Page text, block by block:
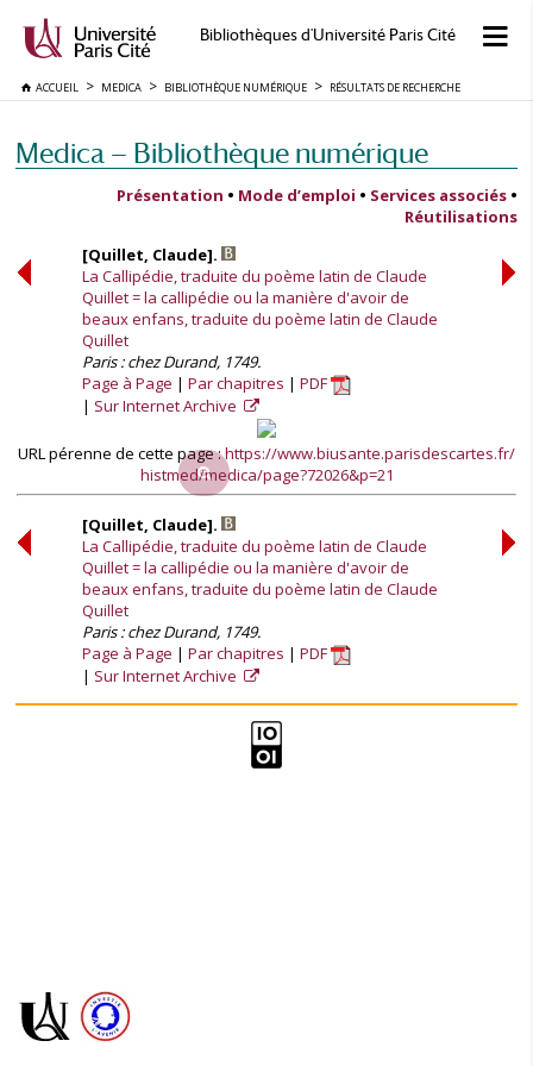
Bibliothèques d'Université Paris Cité
ACCUEIL MEDICA BIBLIOTHÈQUE NUMÉRIQUE RÉSULTATS DE RECHERCHE
Medica — Bibliothèque numérique
Présentation • Mode d’emploi • Services associés •
Réutilisations
[Quillet, Claude].
La Callipédie, traduite du poème latin de Claude
Quillet = la callipédie ou la manière d'avoir de
beaux enfans, traduite du poème latin de Claude
Quillet
Paris : chez Durand, 1749.
Page à Page
Par chapitres
PDF
Sur Internet Archive
URL pérenne de cette page :https://www.biusante.parisdescartes.fr/
histmed/medica/page?72026&p=21
[Quillet, Claude].
La Callipédie, traduite du poème latin de Claude
Quillet = la callipédie ou la manière d'avoir de
beaux enfans, traduite du poème latin de Claude
Quillet
Paris : chez Durand, 1749.
Page à Page
Par chapitres
PDF
Sur Internet Archive